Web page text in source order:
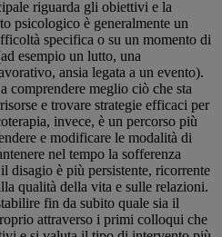
riguarda gli obiettivi e la
psicologico è generalmente un
specifica o su un momento di
esempio un lutto, una
ansia legata a un evento).
comprendere meglio ciò che sta
e trovare strategie efficaci per
invece, è un percorso più
e modificare le modalità di
nel tempo la sofferenza
disagio è più persistente, ricorrente
qualità della vita e sulle relazioni.
fin da subito quale sia il
attraverso i primi colloqui che